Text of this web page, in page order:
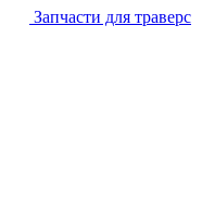
Запчасти для траверс